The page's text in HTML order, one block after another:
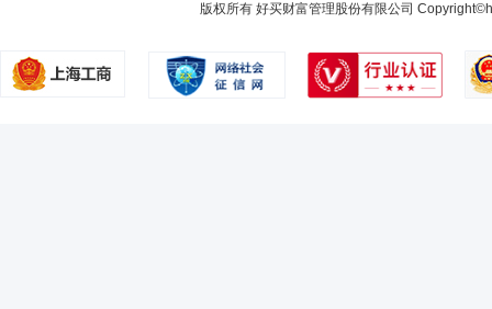
版权所有 好买财富管理股份有限公司